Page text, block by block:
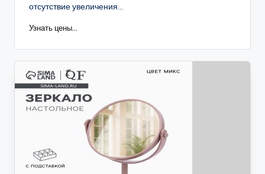
отсутствие увеличения...
Узнать цены...